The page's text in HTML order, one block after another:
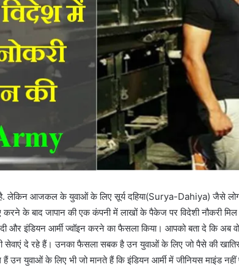
लेकिन आजकल के युवाओं के लिए सूर्य दहिया(Surya-Dahiya) जैसे लोग
करने के बाद जापान की एक कंपनी में लाखों के पैकेज पर विदेशी नौकरी
और इंडियन आर्मी ज्वॉइन करने का फैसला किया। आपको बता दे कि अब
सेवाएं दे रहे हैं। उनका फैसला सबक है उन युवाओं के लिए जो पैसे की
उन युवाओं के लिए भी जो मानते हैं कि इंडियन आर्मी में जीनियस माइंड नहीं